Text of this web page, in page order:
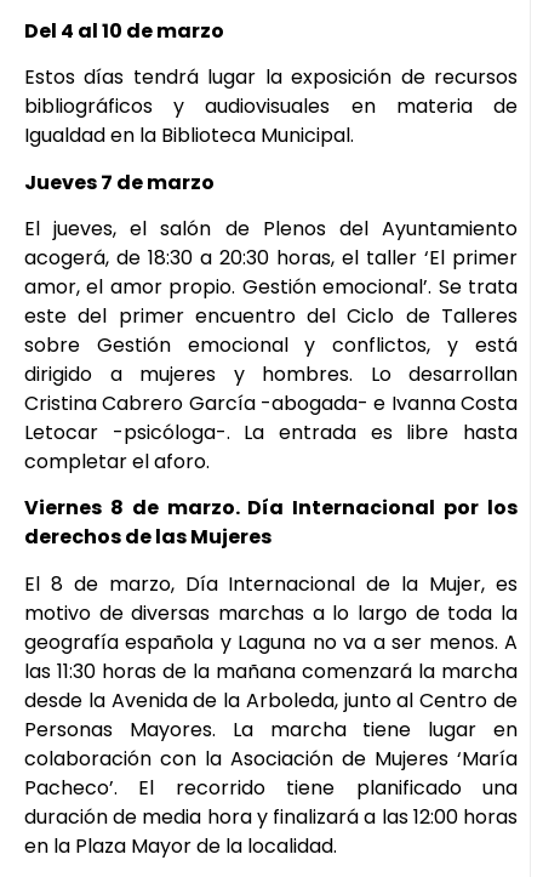
Del 4 al 10 de marzo
Estos días tendrá lugar la exposición de recursos
bibliográficos y audiovisuales en materia de
Igualdad en la Biblioteca Municipal.
Jueves 7 de marzo
El jueves, el salón de Plenos del Ayuntamiento
acogerá, de 18:30 a 20:30 horas, el taller ‘El primer
amor, el amor propio. Gestión emocional’. Se trata
este del primer encuentro del Ciclo de Talleres
sobre Gestión emocional y conflictos, y está
dirigido a mujeres y hombres. Lo desarrollan
Cristina Cabrero García -abogada- e Ivanna Costa
Letocar -psicóloga-. La entrada es libre hasta
completar el aforo.
Viernes 8 de marzo. Día Internacional por los
derechos de las Mujeres
El 8 de marzo, Día Internacional de la Mujer, es
motivo de diversas marchas a lo largo de toda la
geografía española y Laguna no va a ser menos. A
las 11:30 horas de la mañana comenzará la marcha
desde la Avenida de la Arboleda, junto al Centro de
Personas Mayores. La marcha tiene lugar en
colaboración con la Asociación de Mujeres ‘María
Pacheco’. El recorrido tiene planificado una
duración de media hora y finalizará a las 12:00 horas
en la Plaza Mayor de la localidad.